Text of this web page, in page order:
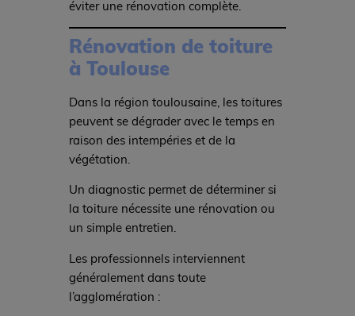
éviter une rénovation complète.
Rénovation de toiture
à Toulouse
Dans la région toulousaine, les toitures
peuvent se dégrader avec le temps en
raison des intempéries et de la
végétation.
Un diagnostic permet de déterminer si
la toiture nécessite une rénovation ou
un simple entretien.
Les professionnels interviennent
généralement dans toute
l’agglomération :